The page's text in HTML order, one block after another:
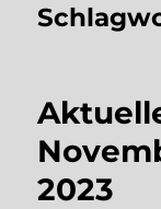
2023